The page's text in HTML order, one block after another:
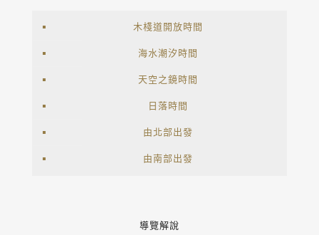
木棧道開放時間
海水潮汐時間
天空之鏡時間
日落時間
由北部出發
由南部出發
導覽解說